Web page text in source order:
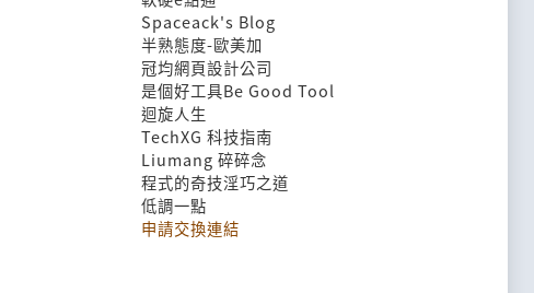
Spaceack's Blog
半熟態度-歐美加
冠均網頁設計公司
是個好工具Be Good Tool
迴旋人生
TechXG 科技指南
Liumang 碎碎念
程式的奇技淫巧之道
低調一點
申請交換連結